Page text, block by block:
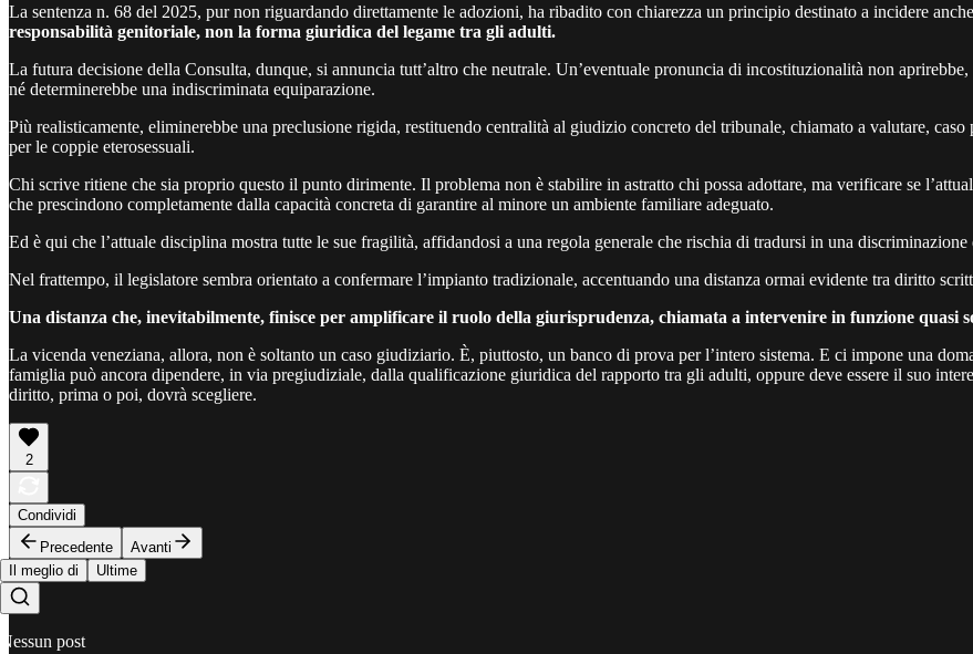
La sentenza n. 68 del 2025, pur non riguardando direttamente le adozioni, ha ribadito con chiarezza un principio destinato a incidere
responsabilità genitoriale, non la forma giuridica del legame tra gli adulti.
La futura decisione della Consulta, dunque, si annuncia tutt’altro che neutrale. Un’eventuale pronuncia di incostituzionalità non
né determinerebbe una indiscriminata equiparazione.
Più realisticamente, eliminerebbe una preclusione rigida, restituendo centralità al giudizio concreto del tribunale, chiamato a valutare,
per le coppie eterosessuali.
Chi scrive ritiene che sia proprio questo il punto dirimente. Il problema non è stabilire in astratto chi possa adottare, ma verificare se
che prescindono completamente dalla capacità concreta di garantire al minore un ambiente familiare adeguato.
Ed è qui che l’attuale disciplina mostra tutte le sue fragilità, affidandosi a una regola generale che rischia di tradursi in una
Nel frattempo, il legislatore sembra orientato a confermare l’impianto tradizionale, accentuando una distanza ormai evidente tra diritto
Una distanza che, inevitabilmente, finisce per amplificare il ruolo della giurisprudenza, chiamata a intervenire in funzione quasi
La vicenda veneziana, allora, non è soltanto un caso giudiziario. È, piuttosto, un banco di prova per l’intero sistema. E ci impone una
famiglia può ancora dipendere, in via pregiudiziale, dalla qualificazione giuridica del rapporto tra gli adulti, oppure deve essere il suo
diritto, prima o poi, dovrà scegliere.
2
Condividi
Precedente
Avanti
Il meglio di
Ultime
Nessun post